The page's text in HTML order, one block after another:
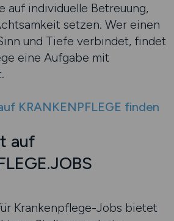
auf individuelle Betreuung,
setzen. Wer einen
und Tiefe verbindet, findet
eine Aufgabe mit
KRANKENPFLEGE finden
auf
Krankenpflege-Jobs bietet